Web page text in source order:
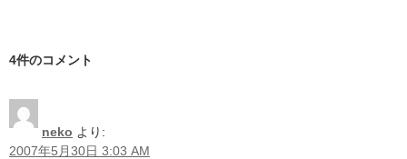
4件のコメント
neko より:
2007年5月30日 3:03 AM